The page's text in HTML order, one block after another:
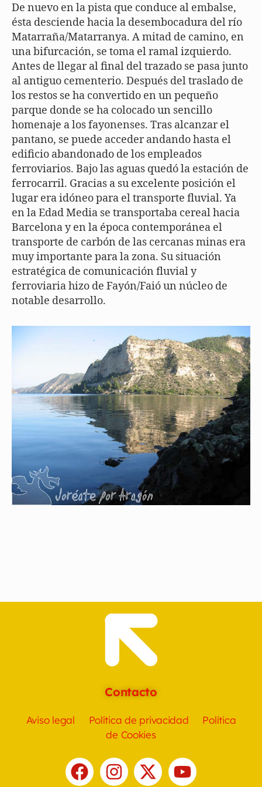
De nuevo en la pista que conduce al embalse,
ésta desciende hacia la desembocadura del río
Matarraña/Matarranya. A mitad de camino, en
una bifurcación, se toma el ramal izquierdo.
Antes de llegar al final del trazado se pasa junto
al antiguo cementerio. Después del traslado de
los restos se ha convertido en un pequeño
parque donde se ha colocado un sencillo
homenaje a los fayonenses. Tras alcanzar el
pantano, se puede acceder andando hasta el
edificio abandonado de los empleados
ferroviarios. Bajo las aguas quedó la estación de
ferrocarril. Gracias a su excelente posición el
lugar era idóneo para el transporte fluvial. Ya
en la Edad Media se transportaba cereal hacia
Barcelona y en la época contemporánea el
transporte de carbón de las cercanas minas era
muy importante para la zona. Su situación
estratégica de comunicación fluvial y
ferroviaria hizo de Fayón/Faió un núcleo de
notable desarrollo.
Contacto
Aviso legal Política de privacidad
Política
de Cookies